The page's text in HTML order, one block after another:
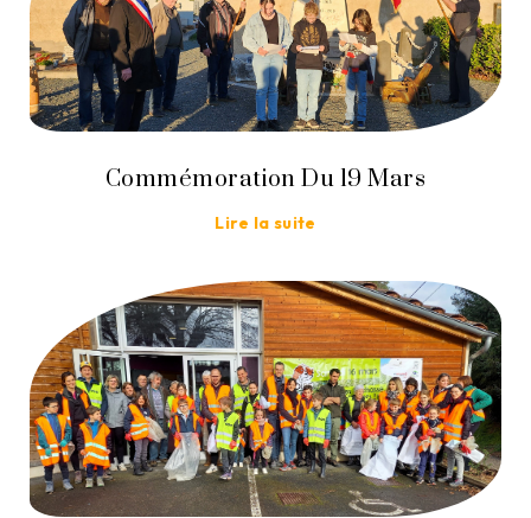
Commémoration Du 19 Mars
Lire la suite